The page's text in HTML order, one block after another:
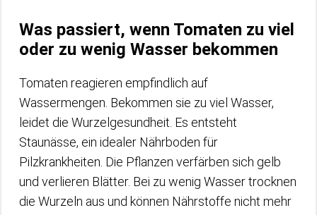
Was passiert, wenn Tomaten zu viel
oder zu wenig Wasser bekommen
Tomaten reagieren empfindlich auf
Wassermengen. Bekommen sie zu viel Wasser,
leidet die Wurzelgesundheit. Es entsteht
Staunässe, ein idealer Nährboden für
Pilzkrankheiten. Die Pflanzen verfärben sich gelb
und verlieren Blätter. Bei zu wenig Wasser trocknen
die Wurzeln aus und können Nährstoffe nicht mehr